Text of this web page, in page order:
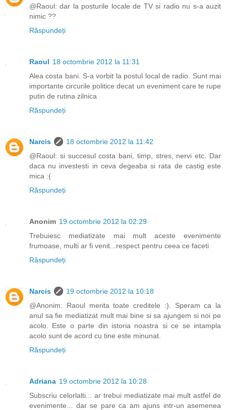
@Raoul: dar la posturile locale de TV si radio nu s-a auzit
nimic ??
Răspundeți
Raoul 18 octombrie 2012 la 11:31
Alea costa bani. S-a vorbit la postul local de radio. Sunt mai
importante circurile politice decat un eveniment care te rupe
putin de rutina zilnica
Răspundeți
Narcis
18 octombrie 2012 la 11:42
@Raoul: si succesul costa bani, timp, stres, nervi etc. Dar
daca nu investesti in ceva degeaba si rata de castig este
mica :(
Răspundeți
Anonim 19 octombrie 2012 la 02:29
Trebuiesc mediatizate mai mult aceste evenimente
frumoase, multi ar fi venit...respect pentru ceea ce faceti
Răspundeți
Narcis
19 octombrie 2012 la 10:18
@Anonim: Raoul merita toate creditele :). Speram ca la
anul sa fie mediatizat mult mai bine si sa ajungem si noi pe
acolo. Este o parte din istoria noastra si ce se intampla
acolo sunt de acord cu tine este minunat.
Răspundeți
Adriana 19 octombrie 2012 la 10:28
Subscriu celorlalti... ar trebui mediatizate mai mult astfel de
evenimente... dar se pare ca am ajuns intr-un asemenea